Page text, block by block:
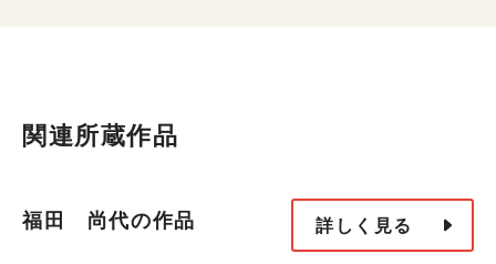
関連所蔵作品
福田 尚代の作品 詳しく見る